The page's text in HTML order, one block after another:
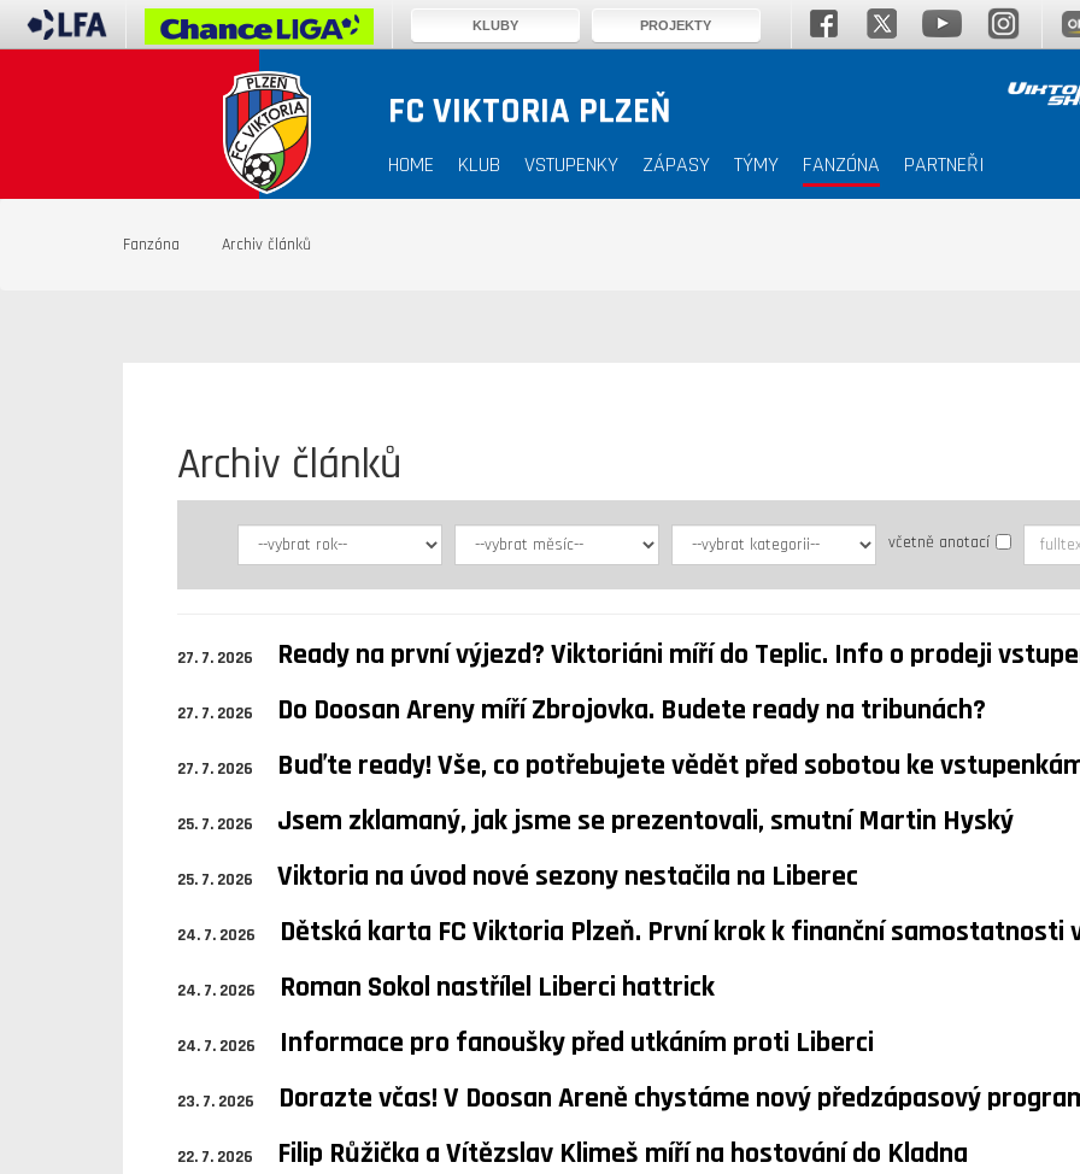
FC VIKTORIA PLZEŇ
HOME KLUB VSTUPENKY ZÁPASY TÝMY FANZÓNA PARTNEŘI
Fanzóna Archiv článků
Archiv článků
včetně anotací
27. 7. 2026 Ready na první výjezd? Viktoriáni míří do Teplic. Info o prodeji
27. 7. 2026 Do Doosan Areny míří Zbrojovka. Budete ready na tribunách?
27. 7. 2026 Buďte ready! Vše, co potřebujete vědět před sobotou ke
25. 7. 2026 Jsem zklamaný, jak jsme se prezentovali, smutní Martin Hyský
25. 7. 2026 Viktoria na úvod nové sezony nestačila na Liberec
24. 7. 2026 Dětská karta FC Viktoria Plzeň. První krok k finanční samostatnosti
24. 7. 2026 Roman Sokol nastřílel Liberci hattrick
24. 7. 2026 Informace pro fanoušky před utkáním proti Liberci
23. 7. 2026 Dorazte včas! V Doosan Areně chystáme nový předzápasový
22. 7. 2026 Filip Růžička a Vítězslav Klimeš míří na hostování do Kladna
KLUBY PROJEKTY